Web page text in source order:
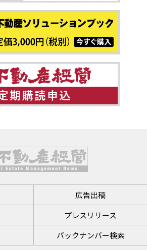
広告出稿
プレスリリース
バックナンバー検索